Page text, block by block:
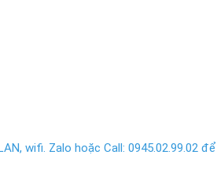
wifi. Zalo hoặc Call: 0945.02.99.02